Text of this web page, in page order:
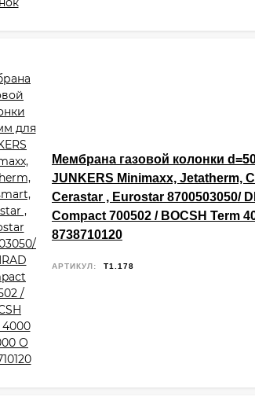
Мембрана газовой колонки
JUNKERS Minimaxx, Jetatherm,
Cerastar , Eurostar 8700503050/
Compact 700502 / BOCSH Term
8738710120
АРТИКУЛ: T1.178